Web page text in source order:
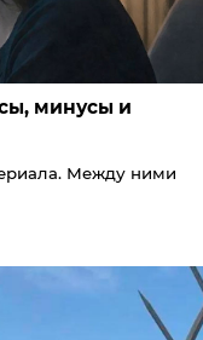
минусы и
Между ними